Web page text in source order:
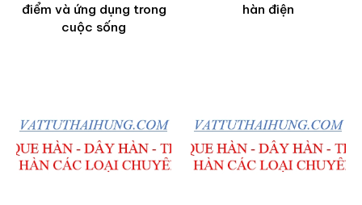
điểm và ứng dụng trong
cuộc sống
hàn điện